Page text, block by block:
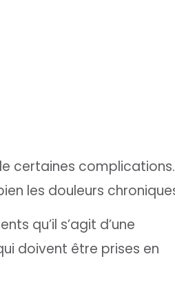
certaines complications.
les douleurs
qu’il s’agit d’une
doivent être prises en